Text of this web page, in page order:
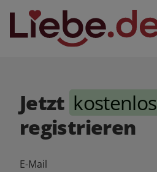
Jetzt kostenlos
registrieren
E-Mail